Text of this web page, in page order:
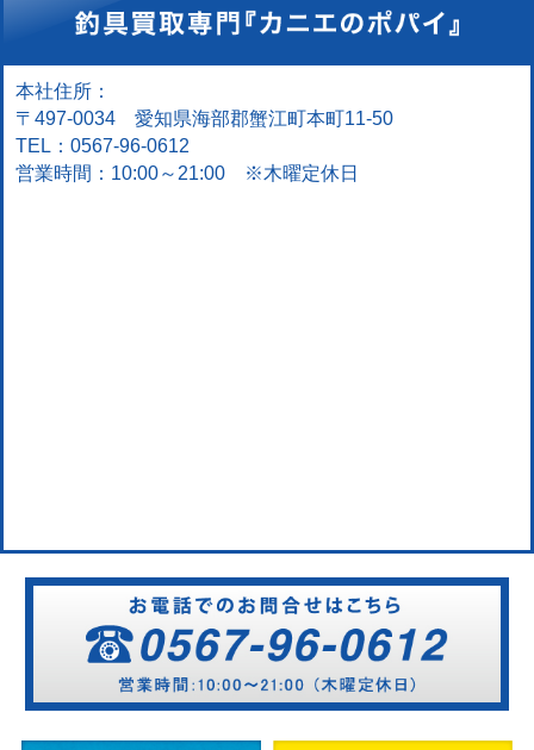
本社住所：
〒497-0034 愛知県海部郡蟹江町本町11-50
TEL：0567-96-0612
営業時間：10:00～21:00 ※木曜定休日